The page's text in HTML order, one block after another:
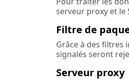
serveur proxy et le
Filtre de
Grâce à des filtres
signalés seront
Serveur proxy